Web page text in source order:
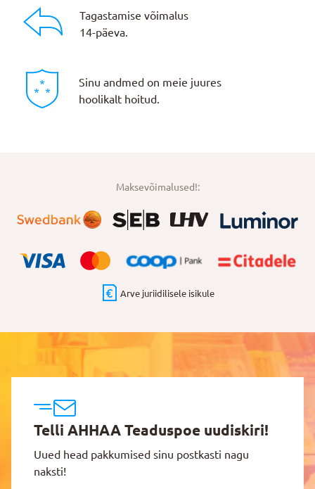
Tagastamise võimalus
14-päeva.
Sinu andmed on meie juures
hoolikalt hoitud.
Maksevõimalused!:
Arve juriidilisele isikule
Telli AHHAA Teaduspoe uudiskiri!
Uued head pakkumised sinu postkasti nagu
naksti!